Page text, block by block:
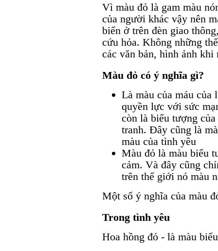
Vì màu đỏ là gam màu
của người khác vậy nên
biến ở trên đèn giao
cứu hỏa. Không những
các văn bản, hình ảnh
Màu đỏ có ý nghĩa gì?
Là màu của máu
quyền lực với sức
còn là biểu tượng
tranh. Đây cũng là
màu của tình yêu
Màu đỏ là màu biểu
cảm. Và đây cũng
trên thế giới nó màu
Một số ý nghĩa của màu
Trong tình yêu
Hoa hồng đỏ - là màu